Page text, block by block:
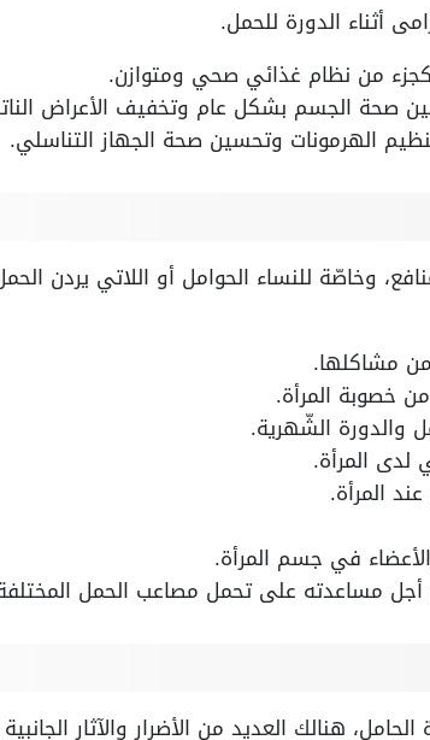
أثناء الدورة للحمل.
من نظام غذائي صحي ومتوازن.
صحة الجسم بشكل عام وتخفيف الأعراض
الهرمونات وتحسين صحة الجهاز التناسلي.
وخاصّة للنساء الحوامل أو اللاتي يردن
مشاكلها.
خصوبة المرأة.
والدورة الشّهرية.
المرأة.
المرأة.
في جسم المرأة.
مساعدته على تحمل مصاعب الحمل
هنالك العديد من الأضرار والآثار